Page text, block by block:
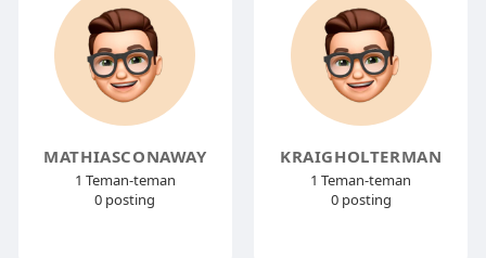
MATHIASCONAWAY
1 Teman-teman
0 posting
KRAIGHOLTERMAN
1 Teman-teman
0 posting